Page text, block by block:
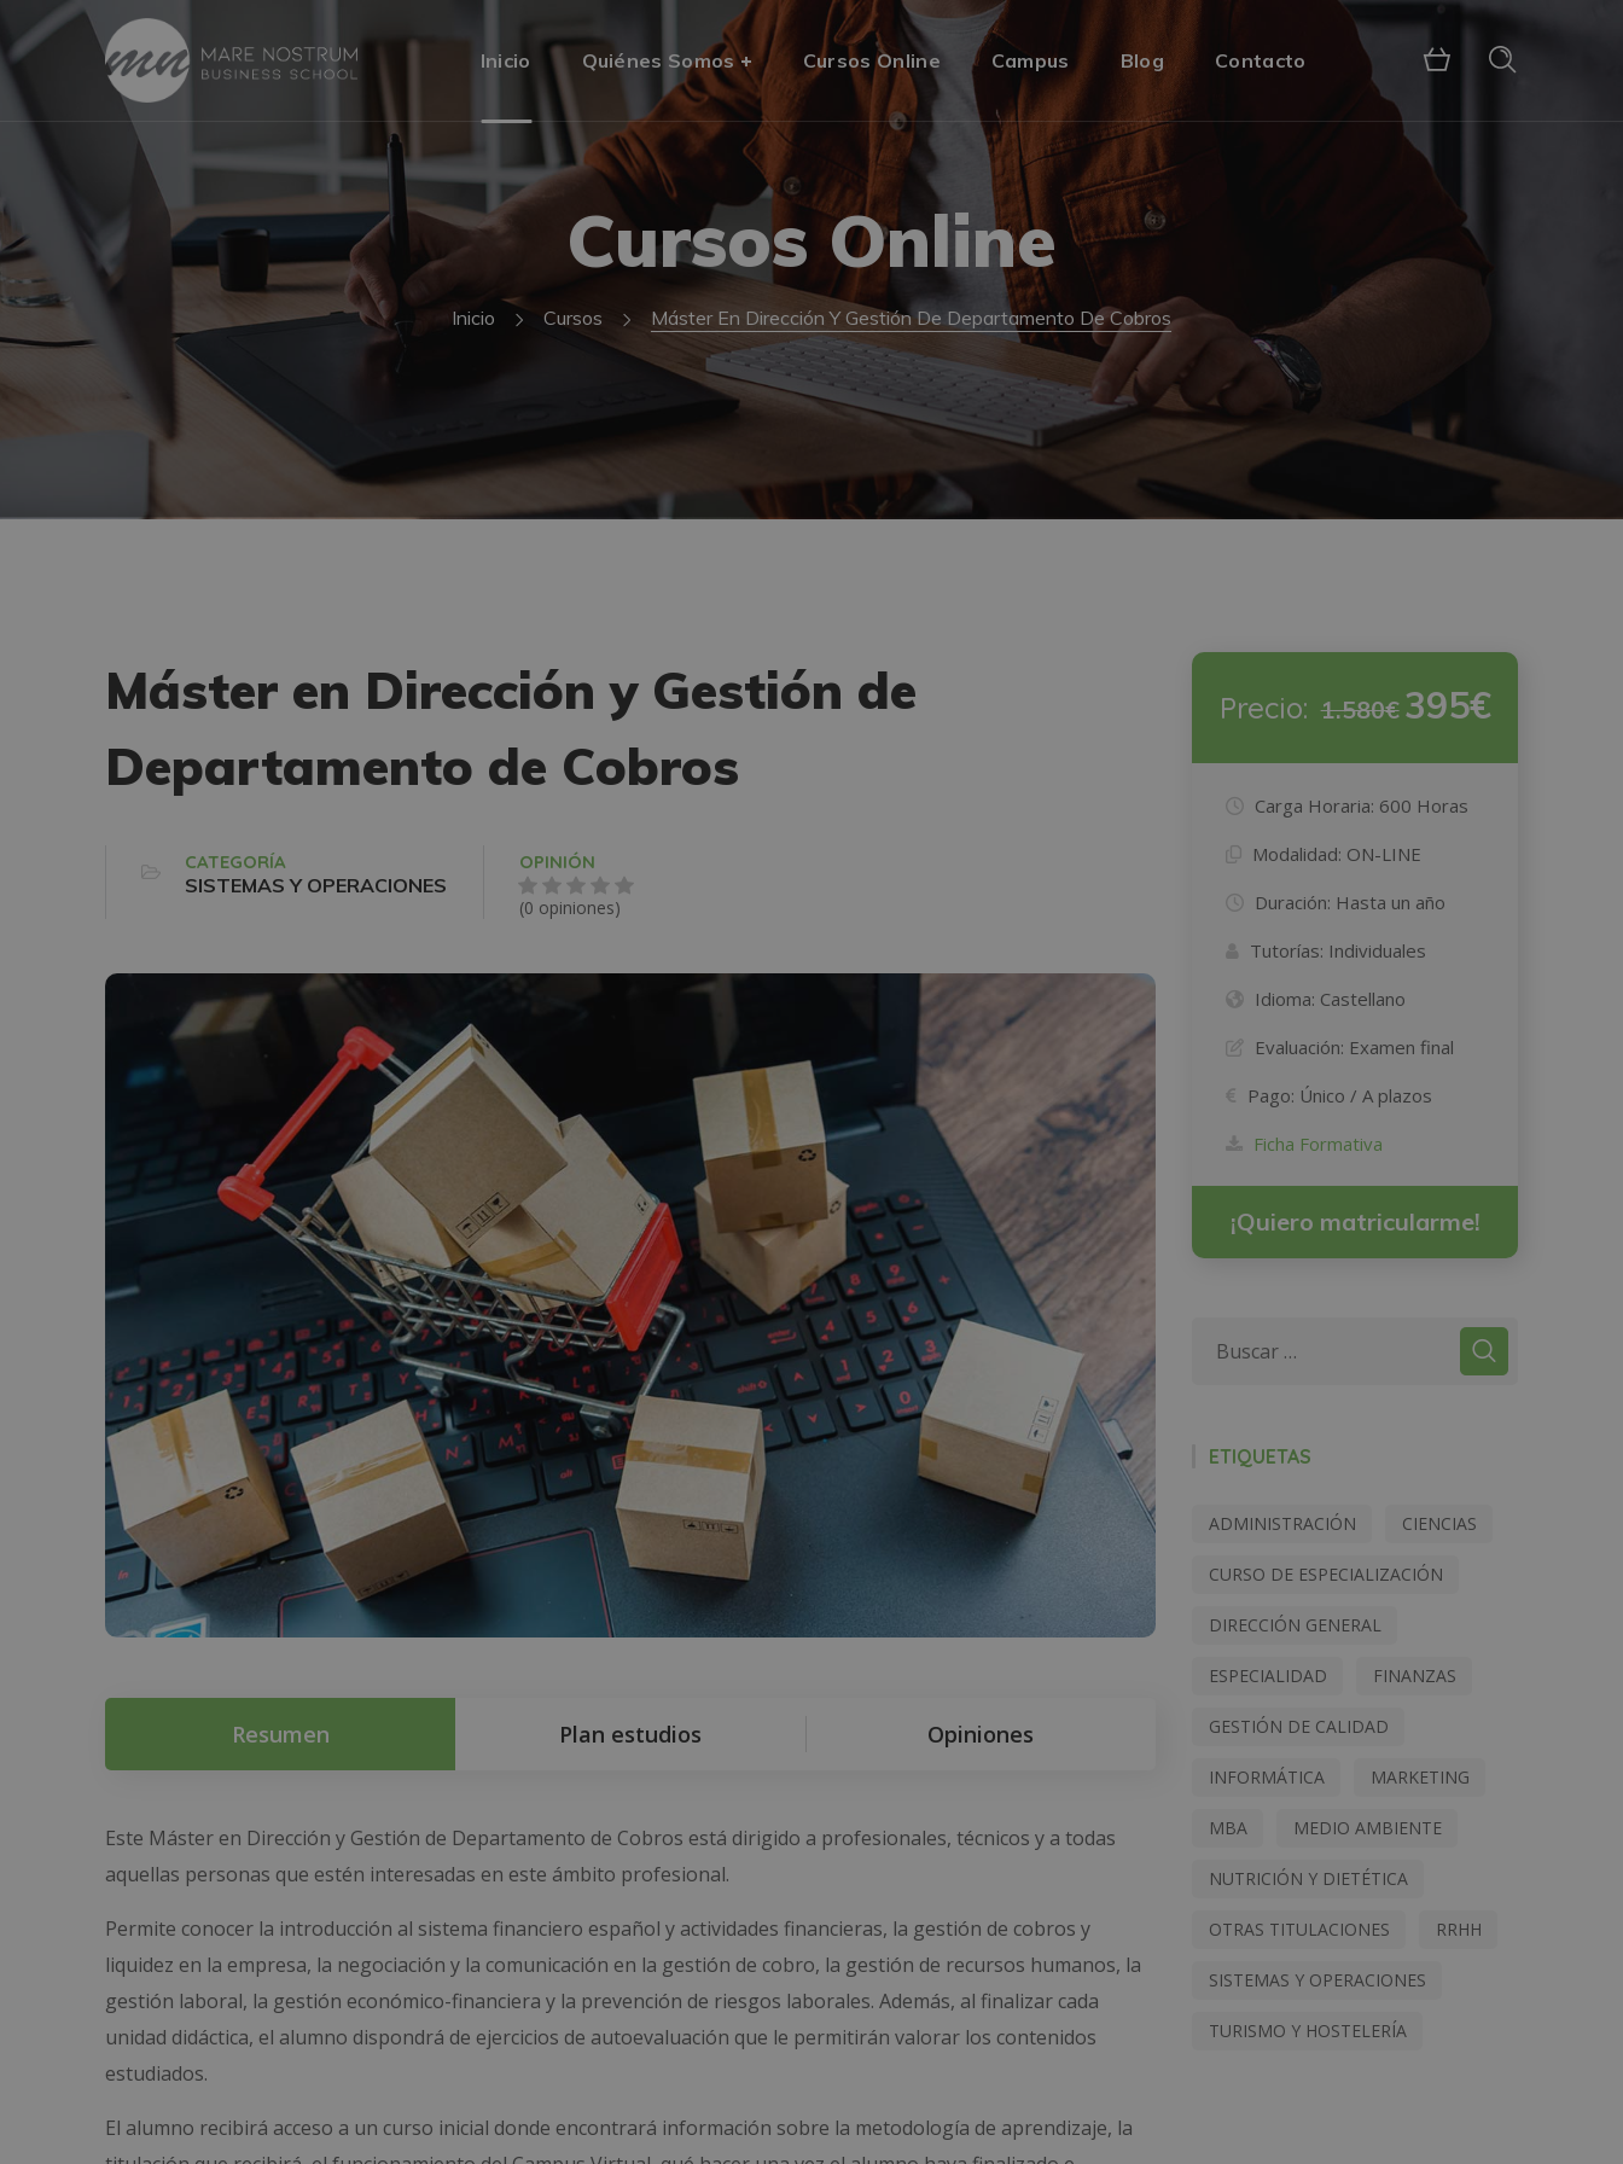
Inicio Quiénes Somos Cursos Online Campus Blog Contacto
Cursos Online
Inicio Cursos Máster En Dirección Y Gestión De Departamento De Cobros
Máster en Dirección y Gestión de
Departamento de Cobros
CATEGORÍA
SISTEMAS Y OPERACIONES
OPINIÓN
(0 opiniones)
Resumen Plan estudios Opiniones
Este Máster en Dirección y Gestión de Departamento de Cobros está dirigido a profesionales, técnicos y a todas
aquellas personas que estén interesadas en este ámbito profesional.
Permite conocer la introducción al sistema financiero español y actividades financieras, la gestión de cobros y
liquidez en la empresa, la negociación y la comunicación en la gestión de cobro, la gestión de recursos humanos, la
gestión laboral, la gestión económico-financiera y la prevención de riesgos laborales. Además, al finalizar cada
unidad didáctica, el alumno dispondrá de ejercicios de autoevaluación que le permitirán valorar los contenidos
estudiados.
El alumno recibirá acceso a un curso inicial donde encontrará información sobre la metodología de aprendizaje, la
Precio: 1.580€ 395€
Carga Horaria: 600 Horas
Modalidad: ON-LINE
Duración: Hasta un año
Tutorías: Individuales
Idioma: Castellano
Evaluación: Examen final
Pago: Único / A plazos
Ficha Formativa
¡Quiero matricularme!
ETIQUETAS
ADMINISTRACIÓN CIENCIAS
CURSO DE ESPECIALIZACIÓN
DIRECCIÓN GENERAL
ESPECIALIDAD FINANZAS
GESTIÓN DE CALIDAD
INFORMÁTICA MARKETING
MBA MEDIO AMBIENTE
NUTRICIÓN Y DIETÉTICA
OTRAS TITULACIONES RRHH
SISTEMAS Y OPERACIONES
TURISMO Y HOSTELERÍA